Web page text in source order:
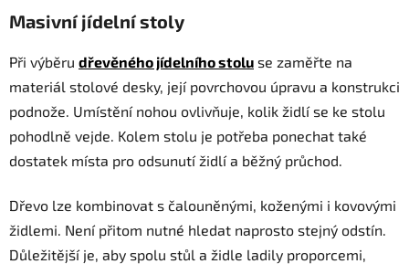
Masivní jídelní stoly
Při výběru dřevěného jídelního stolu se zaměřte na
materiál stolové desky, její povrchovou úpravu a konstrukci
podnože. Umístění nohou ovlivňuje, kolik židlí se ke stolu
pohodlně vejde. Kolem stolu je potřeba ponechat také
dostatek místa pro odsunutí židlí a běžný průchod.
Dřevo lze kombinovat s čalouněnými, koženými i kovovými
židlemi. Není přitom nutné hledat naprosto stejný odstín.
Důležitější je, aby spolu stůl a židle ladily proporcemi,